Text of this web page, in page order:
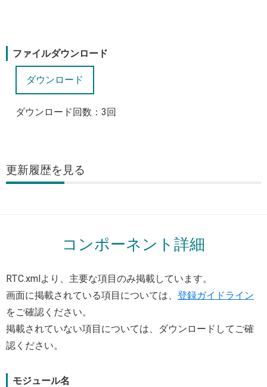
ファイルダウンロード
ダウンロード回数： 3回
更新履歴
コンポーネント詳細
RTC.xmlより、主要な項目のみ掲載しています。
画面に掲載されている項目については、 登録ガイドライン
をご確認ください。
掲載されていない項目については、ダウンロードしてご確
認ください。
モジュール名